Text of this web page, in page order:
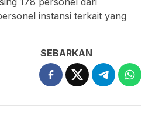
instansi terkait yang
SEBARKAN